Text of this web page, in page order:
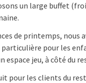
un large buffet
de printemps, nous
pour les
espace jeu, à côté du
pour les clients du